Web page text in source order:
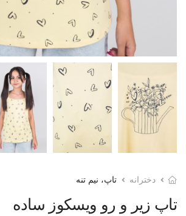
دخترانه تاپ، نیم تنه
تاپ زیر و رو ویسکوز ساده